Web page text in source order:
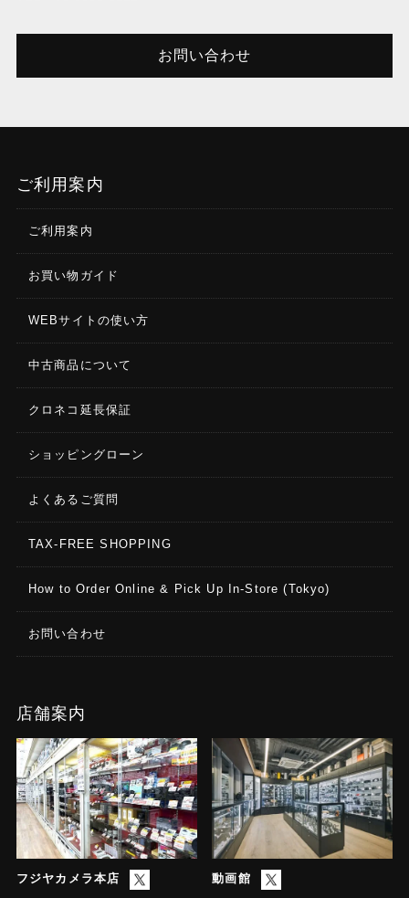
お問い合わせ
ご利用案内
ご利用案内
お買い物ガイド
WEBサイトの使い方
中古商品について
クロネコ延長保証
ショッピングローン
よくあるご質問
TAX-FREE SHOPPING
How to Order Online & Pick Up In-Store (Tokyo)
お問い合わせ
店舗案内
フジヤカメラ本店 動画館